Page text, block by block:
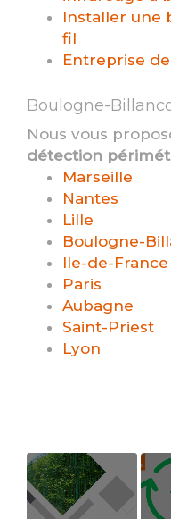
Installer une
fil
Entreprise
Boulogne-
Nous vous
détection
Marseille
Nantes
Lille
Boulogne-
Ile-de-France
Paris
Aubagne
Saint-Priest
Lyon